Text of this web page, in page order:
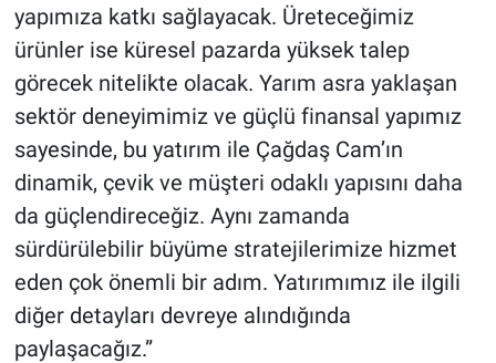
yapımıza katkı sağlayacak. Üreteceğimiz
ürünler ise küresel pazarda yüksek talep
görecek nitelikte olacak. Yarım asra yaklaşan
sektör deneyimimiz ve güçlü finansal yapımız
sayesinde, bu yatırım ile Çağdaş Cam’ın
dinamik, çevik ve müşteri odaklı yapısını daha
da güçlendireceğiz. Aynı zamanda
sürdürülebilir büyüme stratejilerimize hizmet
eden çok önemli bir adım. Yatırımımız ile ilgili
diğer detayları devreye alındığında
paylaşacağız.”